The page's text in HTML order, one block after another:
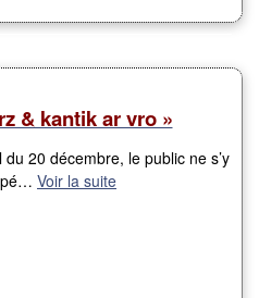
& kantik ar vro »
20 décembre, le public ne s’y
Voir la suite